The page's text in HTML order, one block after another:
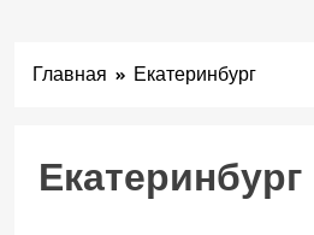
Главная Екатеринбург
Екатеринбург